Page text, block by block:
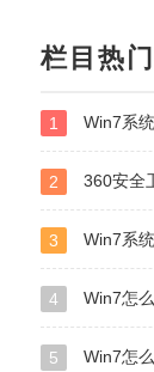
栏目热
1 Win7系
2 360安全
3 Win7系统
4 Win7怎么
5 Win7怎